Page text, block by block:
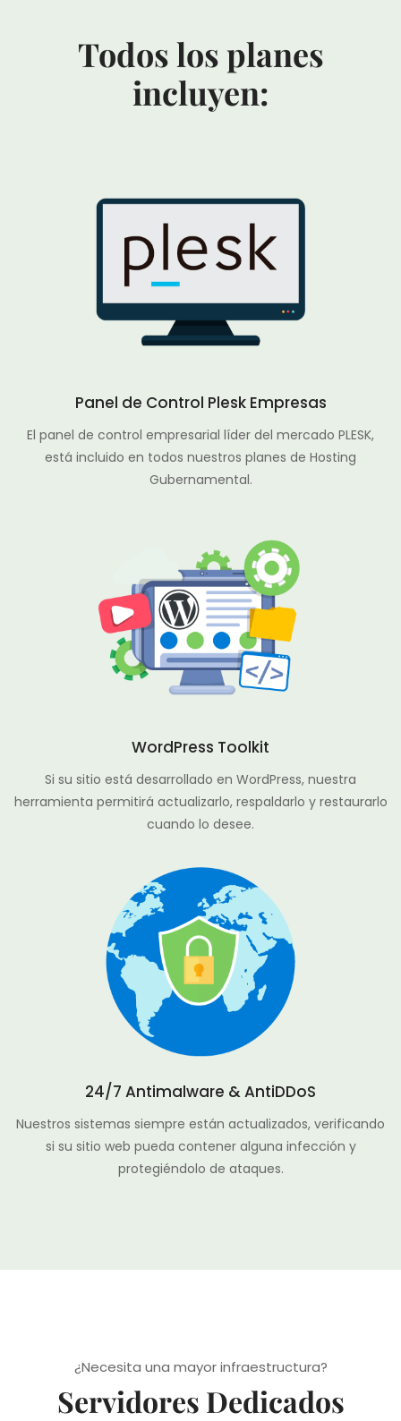
Todos los planes
incluyen:
Panel de Control Plesk Empresas
El panel de control empresarial líder del mercado PLESK,
está incluido en todos nuestros planes de Hosting
Gubernamental.
WordPress Toolkit
Si su sitio está desarrollado en WordPress, nuestra
herramienta permitirá actualizarlo, respaldarlo y restaurarlo
cuando lo desee.
24/7 Antimalware & AntiDDoS
Nuestros sistemas siempre están actualizados, verificando
si su sitio web pueda contener alguna infección y
protegiéndolo de ataques.
¿Necesita una mayor infraestructura?
Servidores Dedicados